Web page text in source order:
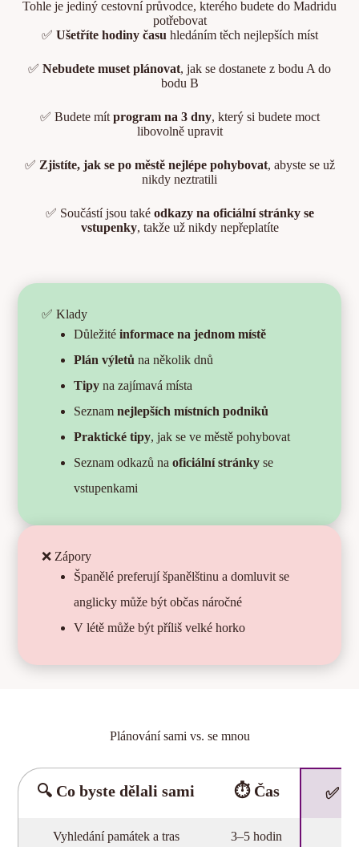
Tohle je jediný cestovní průvodce, kterého budete do Madridu
potřebovat
✅ Ušetříte hodiny času hledáním těch nejlepších míst
✅ Nebudete muset plánovat, jak se dostanete z bodu A do
bodu B
✅ Budete mít program na 3 dny, který si budete moct
libovolně upravit
✅ Zjistíte, jak se po městě nejlépe pohybovat, abyste se už
nikdy neztratili
✅ Součástí jsou také odkazy na oficiální stránky se
vstupenky, takže už nikdy nepřeplatíte
✅ Klady
Důležitéinformace na jednom místě
Plán výletů na několik dnů
Tipyna zajímavá místa
Seznamnejlepších místních podniků
Praktické tipy, jak se ve městě pohybovat
Seznam odkazů naoficiální stránky se
vstupenkami
❌ Zápory
Španělé preferují španělštinu a domluvit se
anglicky může být občas náročné
V létě může být příliš velké horko
Plánování sami vs. se mnou
🔍 Co byste dělali sami ⏱️ Čas ✅ S
Vyhledání památek a tras 3–5 hodin